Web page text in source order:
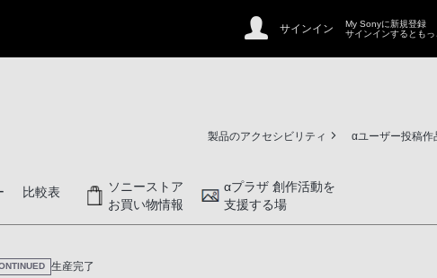
サインイン
My Sonyに新規登録
サインインするともっ
製品のアクセシビリティ αユーザー投稿作
比較表
ソニーストア
お買い物情報
αプラザ 創作活動を
支援する場
生産完了